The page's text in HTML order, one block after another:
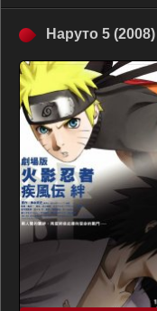
Наруто 5 (2008)